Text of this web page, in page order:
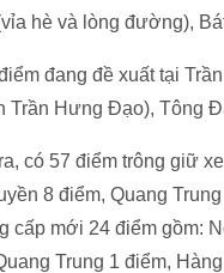
hè và lòng đường),
đang đề xuất tại
Trần Hưng Đạo), Tông
có 57 điểm trông giữ
8 điểm, Quang
cấp mới 24 điểm gồm:
Trung 1 điểm,